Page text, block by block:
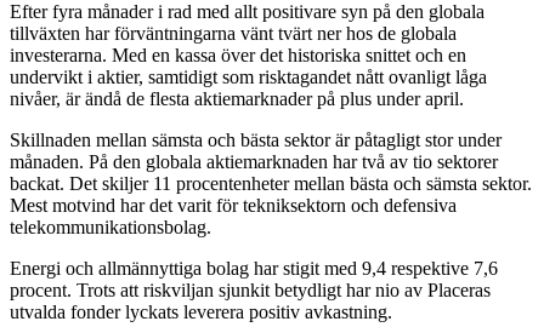
Efter fyra månader i rad med allt positivare syn på den globala
tillväxten har förväntningarna vänt tvärt ner hos de globala
investerarna. Med en kassa över det historiska snittet och en
undervikt i aktier, samtidigt som risktagandet nått ovanligt låga
nivåer, är ändå de flesta aktiemarknader på plus under april.
Skillnaden mellan sämsta och bästa sektor är påtagligt stor under
månaden. På den globala aktiemarknaden har två av tio sektorer
backat. Det skiljer 11 procentenheter mellan bästa och sämsta sektor.
Mest motvind har det varit för tekniksektorn och defensiva
telekommunikationsbolag.
Energi och allmännyttiga bolag har stigit med 9,4 respektive 7,6
procent. Trots att riskviljan sjunkit betydligt har nio av Placeras
utvalda fonder lyckats leverera positiv avkastning.